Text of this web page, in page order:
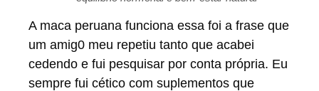
A maca peruana funciona essa foi a frase que
um amig0 meu repetiu tanto que acabei
cedendo e fui pesquisar por conta própria. Eu
sempre fui cético com suplementos que